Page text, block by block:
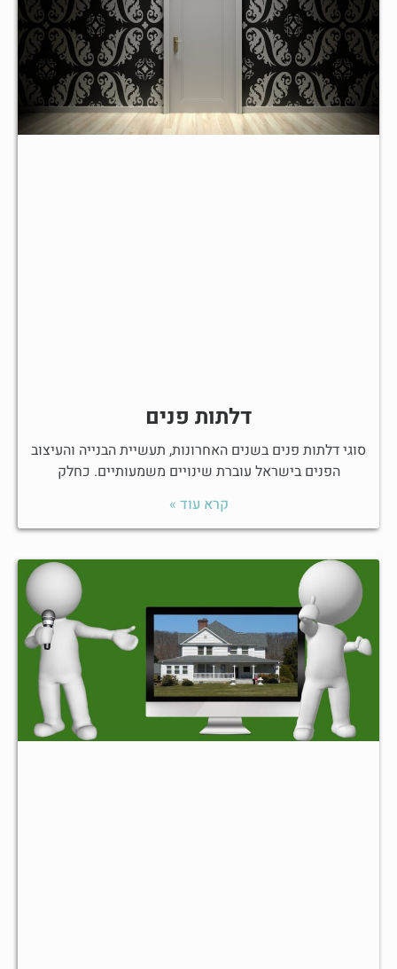
דלתות פנים
סוגי דלתות פנים בשנים האחרונות, תעשיית הבנייה והעיצוב
הפנים בישראל עוברת שינויים משמעותיים. כחלק
קרא עוד »